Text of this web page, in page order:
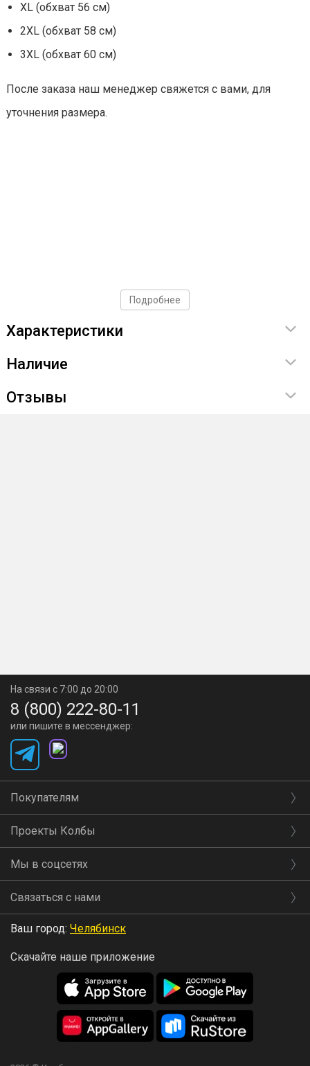
XL (обхват 56 см)
2XL (обхват 58 см)
3XL (обхват 60 см)
После заказа наш менеджер свяжется с вами, для
уточнения размера.
Подробнее
Характеристики
Наличие
Отзывы
На связи с 7:00 до 20:00
8 (800) 222-80-11
или пишите в мессенджер:
Покупателям
Проекты Колбы
Мы в соцсетях
Связаться с нами
Ваш город: Челябинск
Скачайте наше приложение